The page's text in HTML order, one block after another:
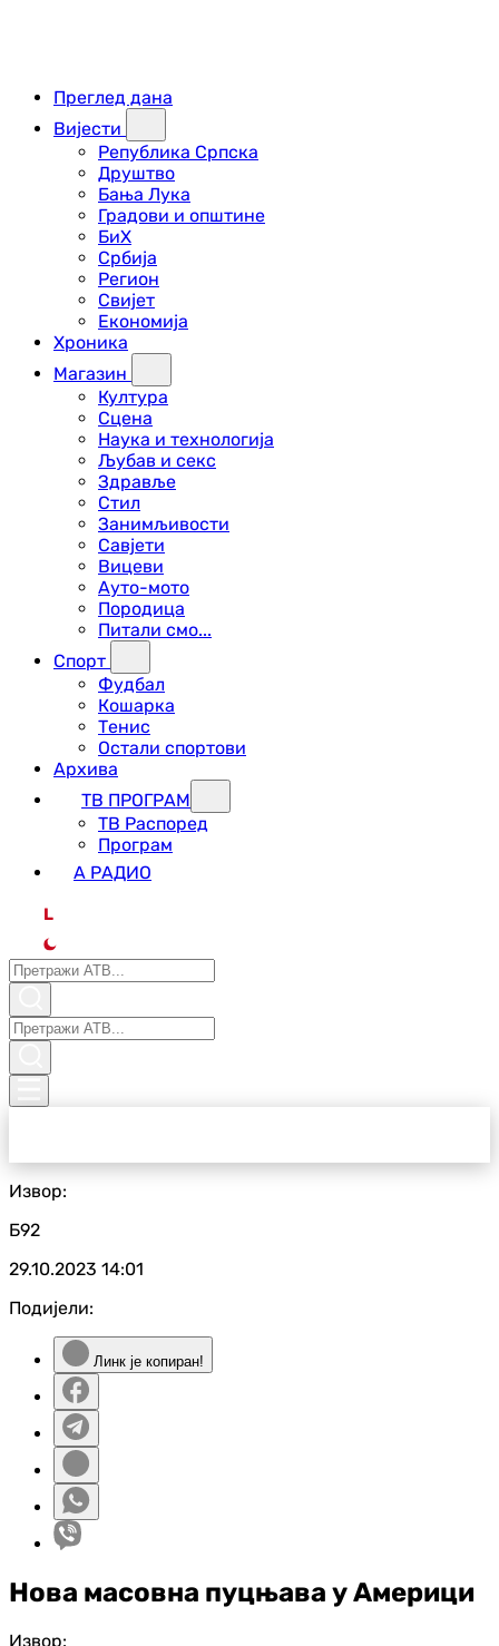
Преглед дана
Вијести
Република Српска
Друштво
Бања Лука
Градови и општине
БиХ
Србија
Регион
Свијет
Економија
Хроника
Магазин
Култура
Сцена
Наука и технологија
Љубав и секс
Здравље
Стил
Занимљивости
Савјети
Вицеви
Ауто-мото
Породица
Питали смо...
Спорт
Фудбал
Кошарка
Тенис
Остали спортови
Архива
ТВ ПРОГРАМ
ТВ Распоред
Програм
А РАДИО
L
Извор:
Б92
29.10.2023 14:01
Подијели:
Линк је копиран!
Нова масовна пуцњава у Америци
Извор: